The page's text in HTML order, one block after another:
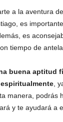
a la aventura
es
es
tiempo de
buena aptitud
,
manera, podrás
y te ayudará a